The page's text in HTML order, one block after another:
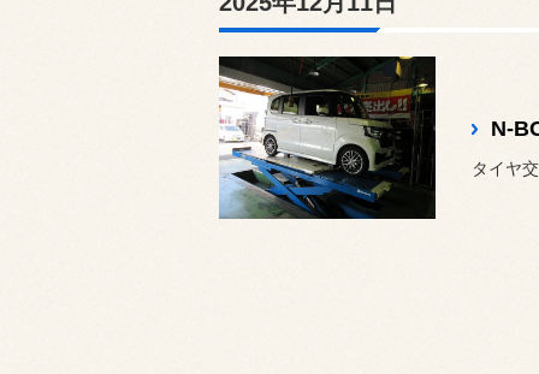
N-
タイヤ